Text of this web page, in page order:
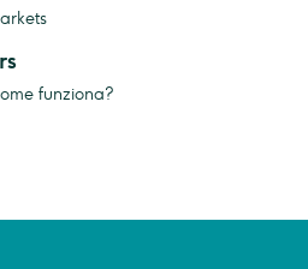
funziona?